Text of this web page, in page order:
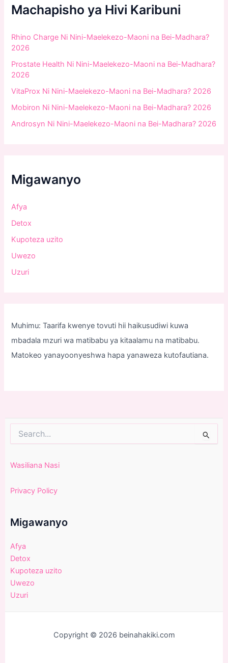
f
o
:
Machapisho ya Hivi Karibuni
Rhino Charge Ni Nini-Maelekezo-Maoni na Bei-Madhara?
2026
Prostate Health Ni Nini-Maelekezo-Maoni na Bei-Madhara?
2026
VitaProx Ni Nini-Maelekezo-Maoni na Bei-Madhara? 2026
Mobiron Ni Nini-Maelekezo-Maoni na Bei-Madhara? 2026
Androsyn Ni Nini-Maelekezo-Maoni na Bei-Madhara? 2026
Migawanyo
Afya
Detox
Kupoteza uzito
Uwezo
Uzuri
Muhimu: Taarifa kwenye tovuti hii haikusudiwi kuwa
mbadala mzuri wa matibabu ya kitaalamu na matibabu.
Matokeo yanayoonyeshwa hapa yanaweza kutofautiana.
for:
Wasiliana Nasi
Privacy Policy
Migawanyo
Afya
Detox
Kupoteza uzito
Uwezo
Uzuri
Copyright © 2026 beinahakiki.com